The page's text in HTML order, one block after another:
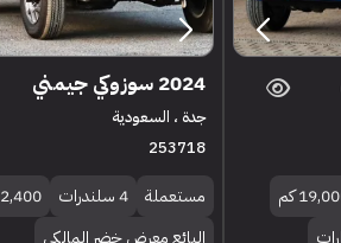
كم
2024 سوزوكي جيمني
جدة ، السعودية
253718
مستعملة 4 سلندرات
2,400 كم
البائع معرض خضر المالكي